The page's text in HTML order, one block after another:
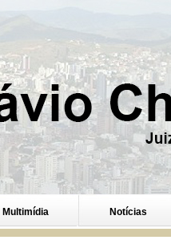
Multimídia Notícias